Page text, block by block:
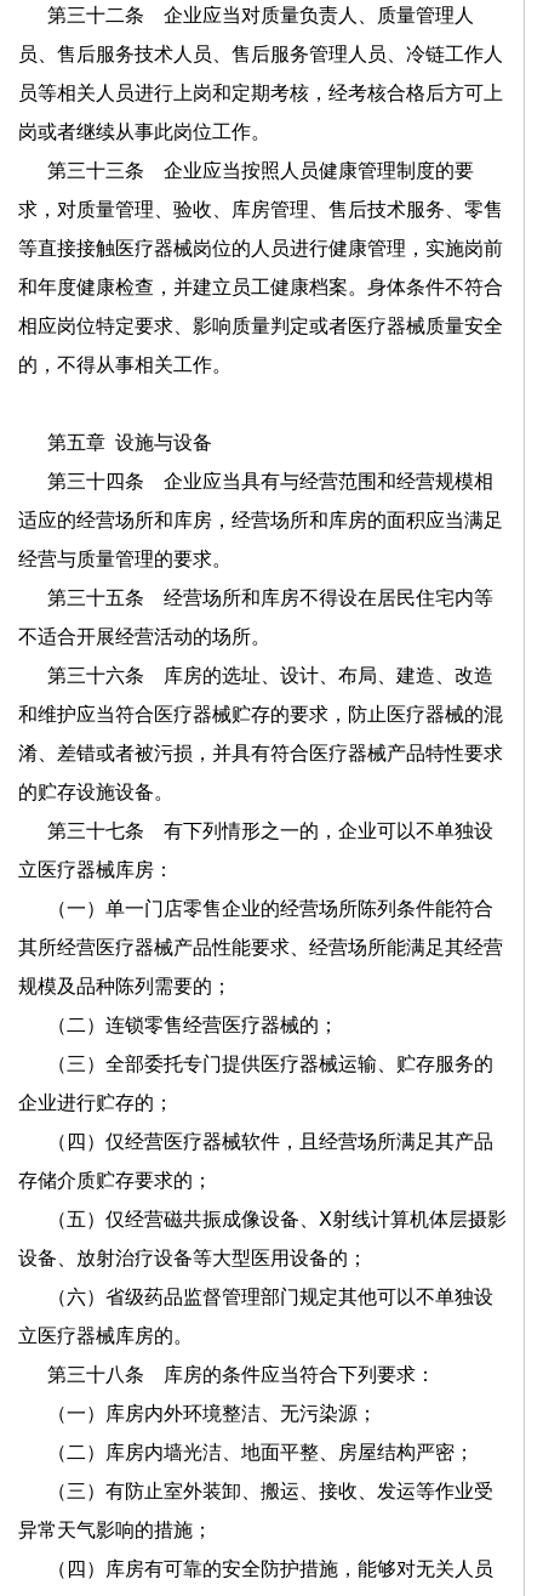
第三十二条 企业应当对质量负责人、质量管理人
员、售后服务技术人员、售后服务管理人员、冷链工作人
员等相关人员进行上岗和定期考核，经考核合格后方可上
岗或者继续从事此岗位工作。
第三十三条 企业应当按照人员健康管理制度的要
求，对质量管理、验收、库房管理、售后技术服务、零售
等直接接触医疗器械岗位的人员进行健康管理，实施岗前
和年度健康检查，并建立员工健康档案。身体条件不符合
相应岗位特定要求、影响质量判定或者医疗器械质量安全
的，不得从事相关工作。
第五章 设施与设备
第三十四条 企业应当具有与经营范围和经营规模相
适应的经营场所和库房，经营场所和库房的面积应当满足
经营与质量管理的要求。
第三十五条 经营场所和库房不得设在居民住宅内等
不适合开展经营活动的场所。
第三十六条 库房的选址、设计、布局、建造、改造
和维护应当符合医疗器械贮存的要求，防止医疗器械的混
淆、差错或者被污损，并具有符合医疗器械产品特性要求
的贮存设施设备。
第三十七条 有下列情形之一的，企业可以不单独设
立医疗器械库房：
（一）单一门店零售企业的经营场所陈列条件能符合
其所经营医疗器械产品性能要求、经营场所能满足其经营
规模及品种陈列需要的；
（二）连锁零售经营医疗器械的；
（三）全部委托专门提供医疗器械运输、贮存服务的
企业进行贮存的；
（四）仅经营医疗器械软件，且经营场所满足其产品
存储介质贮存要求的；
（五）仅经营磁共振成像设备、 Ⅹ射线计算机体层摄影
设备、放射治疗设备等大型医用设备的；
（六）省级药品监督管理部门规定其他可以不单独设
立医疗器械库房的。
第三十八条 库房的条件应当符合下列要求：
（一）库房内外环境整洁、无污染源；
（二）库房内墙光洁、地面平整、房屋结构严密；
（三）有防止室外装卸、搬运、接收、发运等作业受
异常天气影响的措施；
（四）库房有可靠的安全防护措施，能够对无关人员